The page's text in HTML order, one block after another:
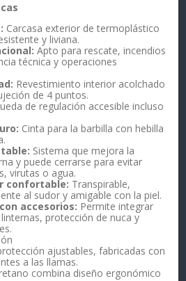
Carcasa exterior de termoplástico
y liviana.
Apto para rescate, incendios
técnica y operaciones
Revestimiento interior acolchado
de 4 puntos.
de regulación accesible incluso
Cinta para la barbilla con hebilla
Sistema que mejora la
y puede cerrarse para evitar
virutas o agua.
confortable: Transpirable,
al sudor y amigable con la piel.
accesorios: Permite integrar
protección de nuca y
ajustables, fabricadas con
a las llamas.
combina diseño ergonómico